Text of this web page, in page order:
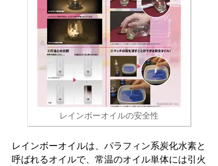
レインボーオイルの安全性
レインボーオイルは、パラフィン系炭化水素と
呼ばれるオイルで、常温のオイル単体には引火